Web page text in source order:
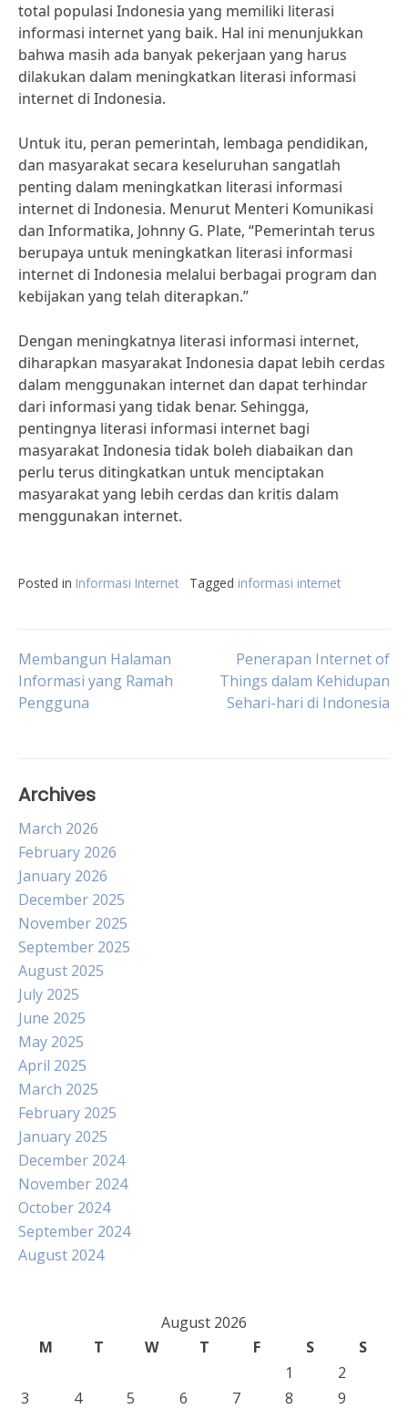
total populasi Indonesia yang memiliki literasi
informasi internet yang baik. Hal ini menunjukkan
bahwa masih ada banyak pekerjaan yang harus
dilakukan dalam meningkatkan literasi informasi
internet di Indonesia.
Untuk itu, peran pemerintah, lembaga pendidikan,
dan masyarakat secara keseluruhan sangatlah
penting dalam meningkatkan literasi informasi
internet di Indonesia. Menurut Menteri Komunikasi
dan Informatika, Johnny G. Plate, “Pemerintah terus
berupaya untuk meningkatkan literasi informasi
internet di Indonesia melalui berbagai program dan
kebijakan yang telah diterapkan.”
Dengan meningkatnya literasi informasi internet,
diharapkan masyarakat Indonesia dapat lebih cerdas
dalam menggunakan internet dan dapat terhindar
dari informasi yang tidak benar. Sehingga,
pentingnya literasi informasi internet bagi
masyarakat Indonesia tidak boleh diabaikan dan
perlu terus ditingkatkan untuk menciptakan
masyarakat yang lebih cerdas dan kritis dalam
menggunakan internet.
Posted in Informasi Internet Tagged informasi internet
Post
navigation
Membangun Halaman
Informasi yang Ramah
Pengguna
Penerapan Internet of
Things dalam Kehidupan
Sehari-hari di Indonesia
Archives
March 2026
February 2026
January 2026
December 2025
November 2025
September 2025
August 2025
July 2025
June 2025
May 2025
April 2025
March 2025
February 2025
January 2025
December 2024
November 2024
October 2024
September 2024
August 2024
August 2026
M
T W T F S
S
1
2
3
4 5 6 7 8 9